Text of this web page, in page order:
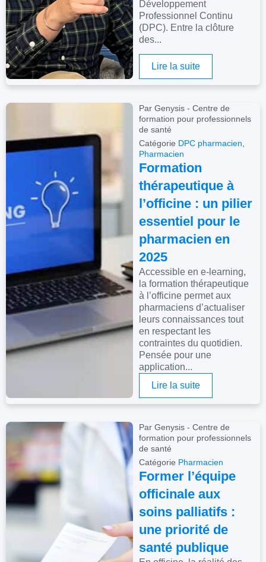
Développement
Professionnel Continu
(DPC). Entre la clôture
des...
Lire la suite
Par Genysis - Centre de
formation pour professionnels
de santé
Catégorie DPC pharmacien
Pharmacien
Formation
thérapeutique à
l’officine : un pilier
essentiel pour le
pharmacien en
2025
Accessible en e-learning,
la formation thérapeutique
à l’officine permet aux
pharmaciens d’actualiser
leurs connaissances tout
en respectant les
contraintes du quotidien.
Pensée pour une
application...
Lire la suite
Par Genysis - Centre de
formation pour professionnels
de santé
Catégorie Pharmacien
Former l’équipe
officinale aux
soins palliatifs :
une priorité de
santé publique